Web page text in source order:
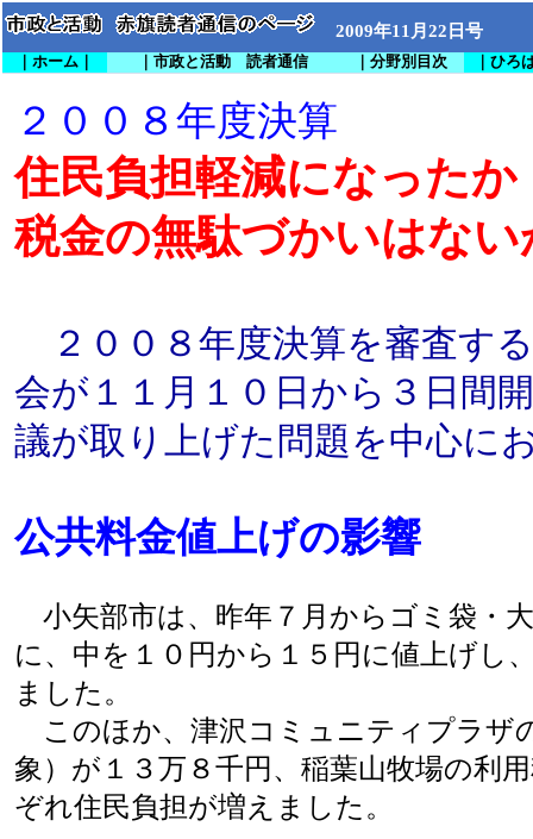
2009年11月22日号
｜ホーム｜ ｜市政と活動 読者通信 ｜分野別目次 ｜ひろ
２００８年度決算
住民負担軽減になったか
税金の無駄づかいはない
２００８年度決算を審査す
会が１１月１０日から３日間
議が取り上げた問題を中心に
公共料金値上げの影響
小矢部市は、昨年７月からゴミ袋・
に、中を１０円から１５円に値上げし
ました。
このほか、津沢コミュニティプラザ
象）が１３万８千円、稲葉山牧場の利
ぞれ住民負担が増えました。